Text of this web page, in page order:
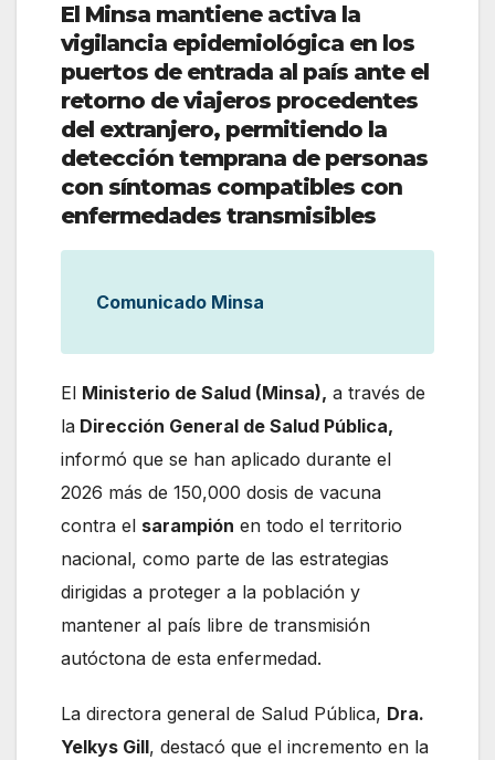
El Minsa mantiene activa la
vigilancia epidemiológica en los
puertos de entrada al país ante el
retorno de viajeros procedentes
del extranjero, permitiendo la
detección temprana de personas
con síntomas compatibles con
enfermedades transmisibles
Comunicado Minsa
El Ministerio de Salud (Minsa), a través de
la Dirección General de Salud Pública,
informó que se han aplicado durante el
2026 más de 150,000 dosis de vacuna
contra el sarampión en todo el territorio
nacional, como parte de las estrategias
dirigidas a proteger a la población y
mantener al país libre de transmisión
autóctona de esta enfermedad.
La directora general de Salud Pública, Dra.
Yelkys Gill, destacó que el incremento en la